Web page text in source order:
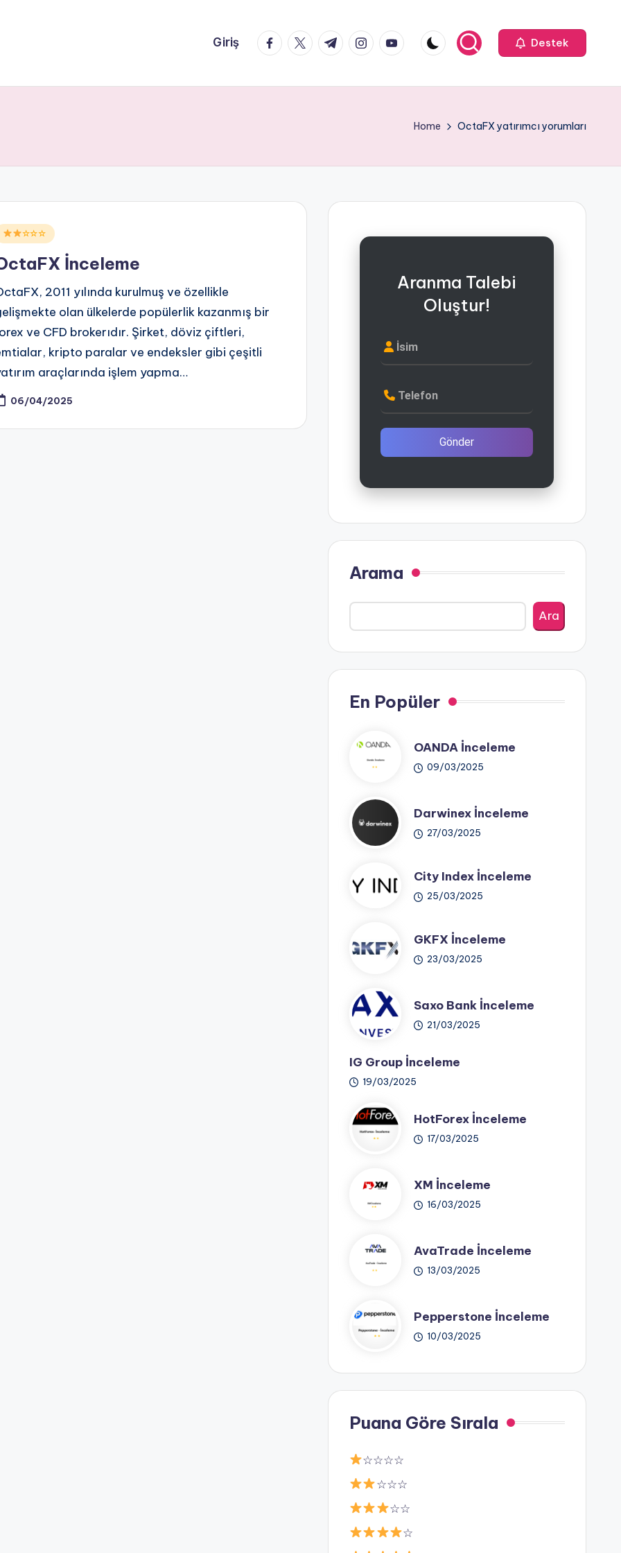
Giriş facebook.com
twitter.com
t.me instagram.com
youtube.com Destek
Home OctaFX yatırımcı yorumları
☆☆☆
İnceleme
2011 yılında kurulmuş ve özellikle
olan ülkelerde popülerlik kazanmış bir
ve CFD brokerıdır. Şirket, döviz çiftleri,
kripto paralar ve endeksler gibi çeşitli
araçlarında işlem yapma…
06/04/2025
Aranma Talebi
Oluştur!
İsim
Telefon
Gönder
Arama
Ara
En Popüler
OANDA İnceleme
09/03/2025
Darwinex İnceleme
27/03/2025
City Index İnceleme
25/03/2025
GKFX İnceleme
23/03/2025
Saxo Bank İnceleme
21/03/2025
IG Group İnceleme
19/03/2025
HotForex İnceleme
17/03/2025
XM İnceleme
16/03/2025
AvaTrade İnceleme
13/03/2025
Pepperstone İnceleme
10/03/2025
Puana Göre Sırala
☆☆☆☆
☆☆☆
☆☆
☆